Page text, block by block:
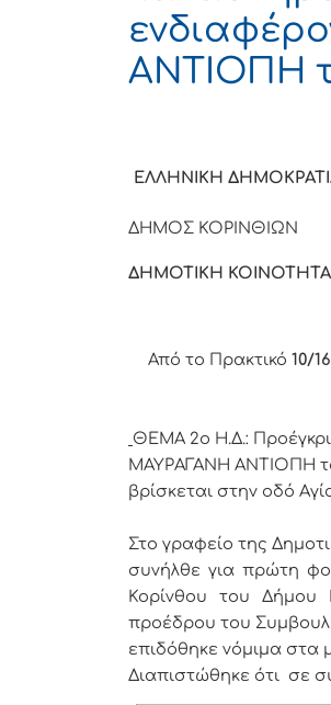
ΑΝΤΙΟΠΗ
ΔΗΜΟΤΙΚΗ
Από το Πρακτικό 10/
Αριθμός
ΘΕΜΑ 2o Η.Δ.:
ΜΑΥΡΑΓΑΝΗ ΑΝΤΙΟΠΗ
βρίσκεται στην οδό
Στο γραφείο της
συνήλθε για πρώτη
Κορίνθου του Δήμου
προέδρου του
επιδόθηκε νόμιμα στα
Διαπιστώθηκε ότι σε